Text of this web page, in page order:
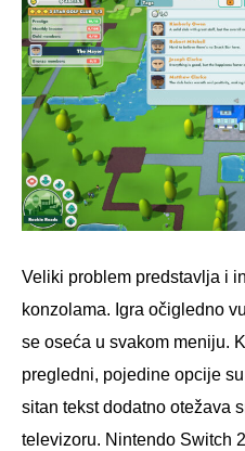
Veliki problem predstavlja i
konzolama. Igra očigledno
se oseća u svakom meniju.
pregledni, pojedine opcije
sitan tekst dodatno otežava
televizoru. Nintendo Switch